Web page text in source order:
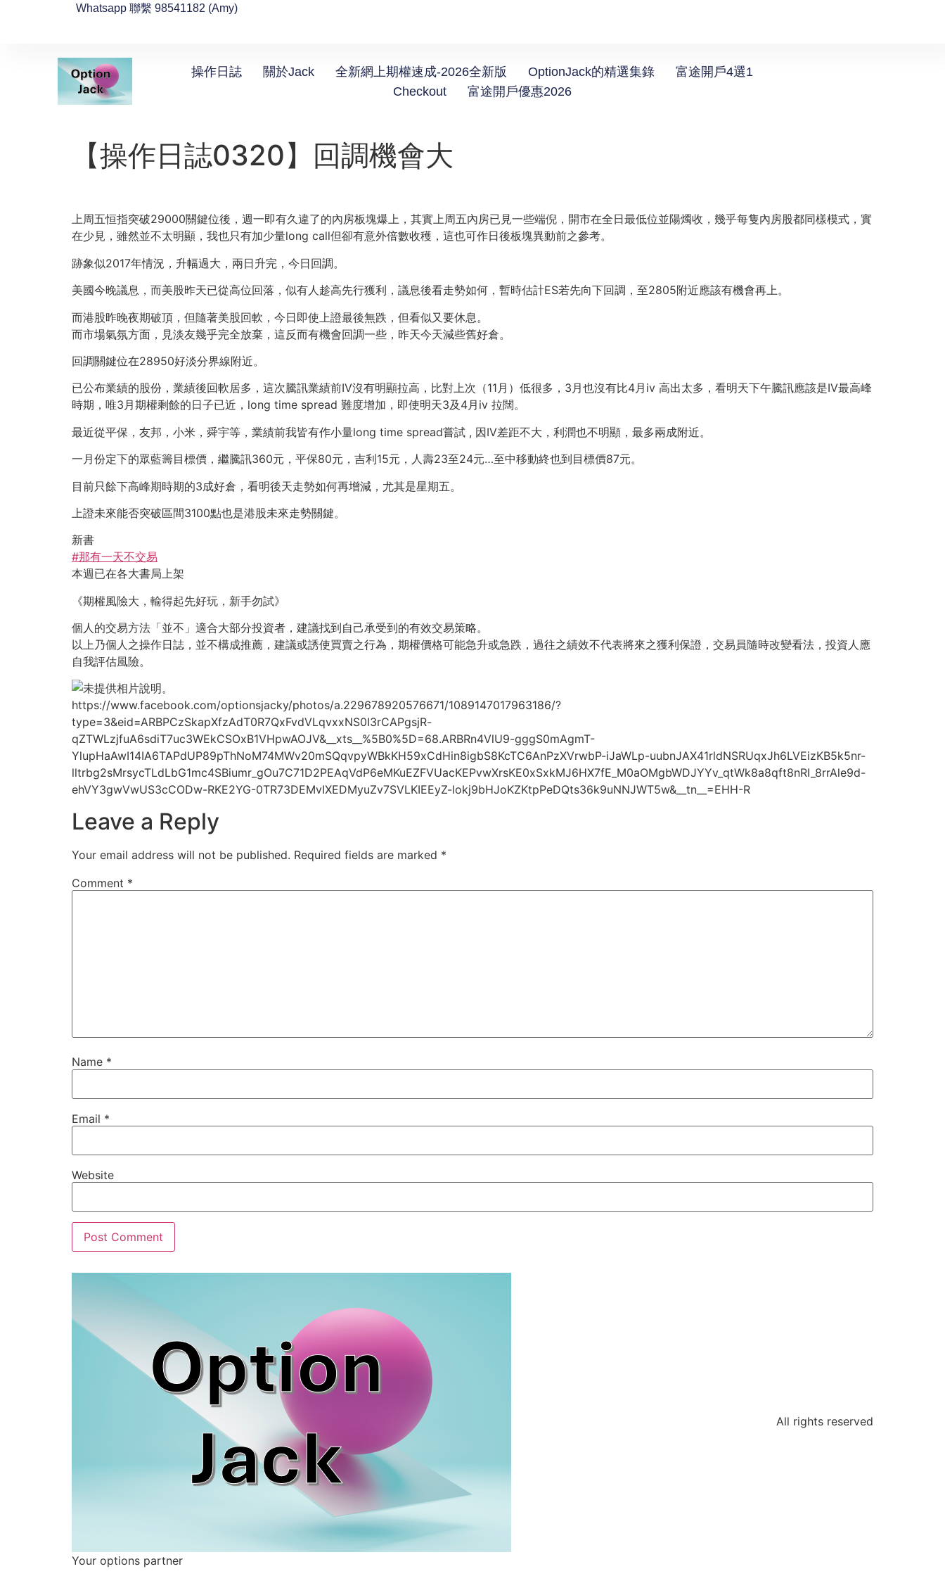
Whatsapp 聯繫 98541182 (Amy)
操作日誌 關於Jack 全新網上期權速成-2026全新版 OptionJack的精選集錄
富途開戶4選1
Checkout
富途開戶優惠2026
【操作日誌0320】回調機會大
上周五恒指突破29000關鍵位後，週一即有久違了的內房板塊爆上，其實上周五內房已見一些端倪，開市在全日最低位並陽燭收，幾乎每隻內房股都同樣模式，實
在少見，雖然並不太明顯，我也只有加少量long call但卻有意外倍數收穫，這也可作日後板塊異動前之參考。
跡象似2017年情況，升幅過大，兩日升完，今日回調。
美國今晚議息，而美股昨天已從高位回落，似有人趁高先行獲利，議息後看走勢如何，暫時估計ES若先向下回調，至2805附近應該有機會再上。
而港股昨晚夜期破頂，但隨著美股回軟，今日即使上證最後無跌，但看似又要休息。
而市場氣氛方面，見淡友幾乎完全放棄，這反而有機會回調一些，昨天今天減些舊好倉。
回調關鍵位在28950好淡分界線附近。
已公布業績的股份，業績後回軟居多，這次騰訊業績前IV沒有明顯拉高，比對上次（11月）低很多，3月也沒有比4月iv 高出太多，看明天下午騰訊應該是IV最高峰
時期，唯3月期權剩餘的日子已近，long time spread 難度增加，即使明天3及4月iv 拉闊。
最近從平保，友邦，小米，舜宇等，業績前我皆有作小量long time spread嘗試 , 因IV差距不大，利潤也不明顯，最多兩成附近。
一月份定下的眾藍籌目標價，繼騰訊360元，平保80元，吉利15元，人壽23至24元…至中移動終也到目標價87元。
目前只餘下高峰期時期的3成好倉，看明後天走勢如何再增減，尤其是星期五。
上證未來能否突破區間3100點也是港股未來走勢關鍵。
新書
#那有一天不交易
本週已在各大書局上架
《期權風險大，輸得起先好玩，新手勿試》
個人的交易方法「並不」適合大部分投資者，建議找到自己承受到的有效交易策略。
以上乃個人之操作日誌，並不構成推薦，建議或誘使買賣之行為，期權價格可能急升或急跌，過往之績效不代表將來之獲利保證，交易員隨時改變看法，投資人應
自我評估風險。
https://www.facebook.com/optionsjacky/photos/a.229678920576671/1089147017963186/?
type=3&eid=ARBPCzSkapXfzAdT0R7QxFvdVLqvxxNS0I3rCAPgsjR-
qZTWLzjfuA6sdiT7uc3WEkCSOxB1VHpwAOJV&__xts__%5B0%5D=68.ARBRn4VlU9-gggS0mAgmT-
YlupHaAwI14IA6TAPdUP89pThNoM74MWv20mSQqvpyWBkKH59xCdHin8igbS8KcTC6AnPzXVrwbP-iJaWLp-uubnJAX41rldNSRUqxJh6LVEizKB5k5nr-
lltrbg2sMrsycTLdLbG1mc4SBiumr_gOu7C71D2PEAqVdP6eMKuEZFVUacKEPvwXrsKE0xSxkMJ6HX7fE_M0aOMgbWDJYYv_qtWk8a8qft8nRI_8rrAle9d-
ehVY3gwVwUS3cCODw-RKE2YG-0TR73DEMvIXEDMyuZv7SVLKIEEyZ-lokj9bHJoKZKtpPeDQts36k9uNNJWT5w&__tn__=EHH-R
Leave a Reply
Your email address will not be published. Required fields are marked *
Comment *
Name *
Email *
Website
Your options partner
All rights reserved